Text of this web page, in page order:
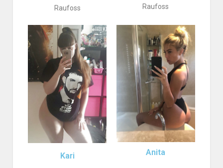
Raufoss Raufoss
Kari Anita